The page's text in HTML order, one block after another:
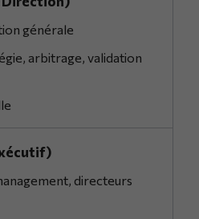
générale
arbitrage, validation
directeurs